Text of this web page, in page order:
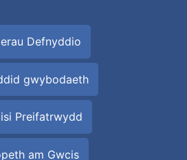
Defnyddio
gwybodaeth
Preifatrwydd
am Gwcis